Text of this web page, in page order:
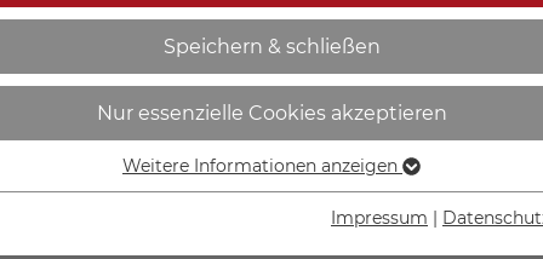
für Lithium-Ionen-
IN DEN
Lieferzeit
Speichern & schließen
Nur essenzielle Cookies akzeptieren
Essenzielle Cookies werden für grundlegende Funktionen der
Weitere Informationen anzeigen
Impressum